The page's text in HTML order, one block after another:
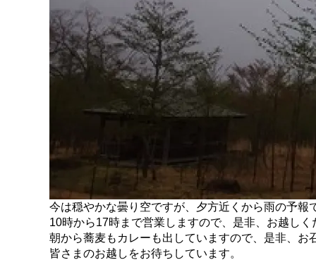
今は穏やかな曇り空ですが、夕方近くから雨の予報
10時から17時まで営業しますので、是非、お越しく
朝から蕎麦もカレーも出していますので、是非、お
皆さまのお越しをお待ちしています。